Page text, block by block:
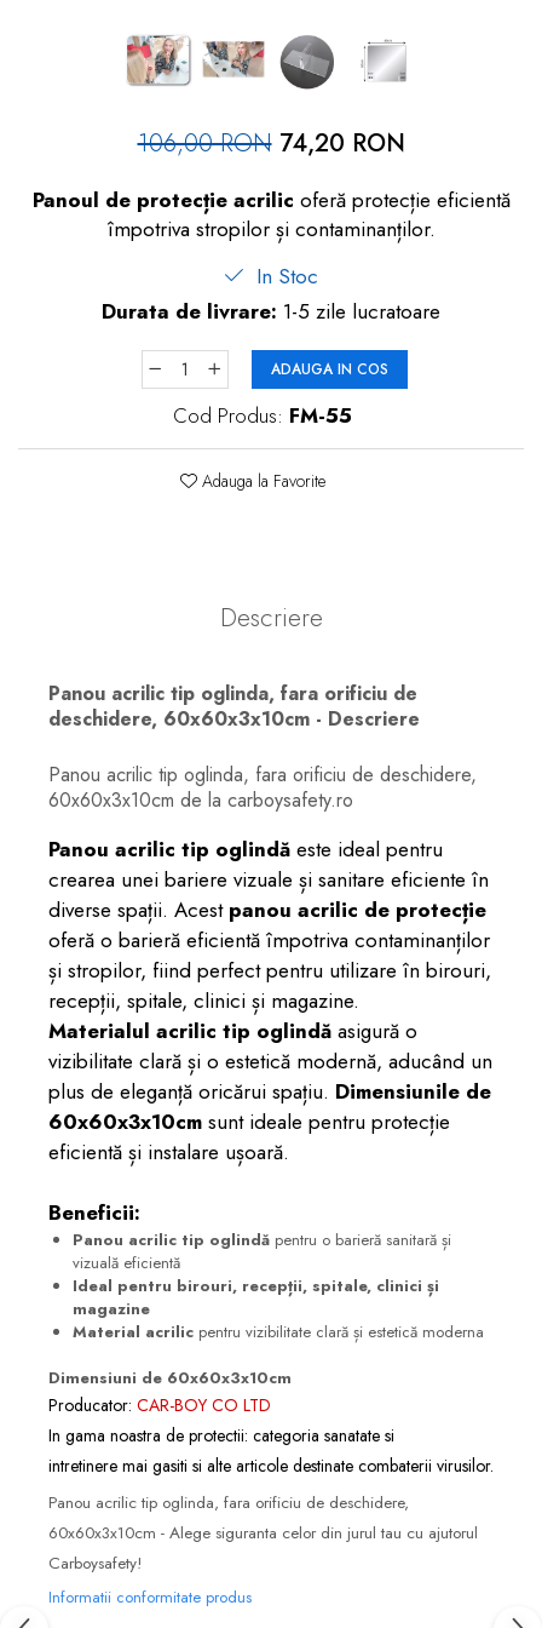
Produse îngrijire copii
106,00 RON 74,20 RON
Panoul de protecție acrilic oferă protecție eficientă
împotriva stropilor și contaminanților.
In Stoc
Durata de livrare: 1-5 zile lucratoare
ADAUGA IN COS
Cod Produs: FM-55
Adauga la Favorite
Descriere
Panou acrilic tip oglinda, fara orificiu de
deschidere, 60x60x3x10cm - Descriere
Panou acrilic tip oglinda, fara orificiu de deschidere,
60x60x3x10cm de la carboysafety.ro
Panou acrilic tip oglindă este ideal pentru
crearea unei bariere vizuale și sanitare eficiente în
diverse spații. Acest panou acrilic de protecție
oferă o barieră eficientă împotriva contaminanților
și stropilor, fiind perfect pentru utilizare în birouri,
recepții, spitale, clinici și magazine.
Materialul acrilic tip oglindă asigură o
vizibilitate clară și o estetică modernă, aducând un
plus de eleganță oricărui spațiu. Dimensiunile de
60x60x3x10cm sunt ideale pentru protecție
eficientă și instalare ușoară.
Beneficii:
Panou acrilic tip oglindă pentru o barieră sanitară și
vizuală eficientă
Ideal pentru birouri, recepții, spitale, clinici și
magazine
Material acrilic pentru vizibilitate clară și estetică moderna
Dimensiuni de 60x60x3x10cm
Producator: CAR-BOY CO LTD
In gama noastra de protectii: categoria sanatate si
intretinere mai gasiti si alte articole destinate combaterii virusilor.
Panou acrilic tip oglinda, fara orificiu de deschidere,
60x60x3x10cm - Alege siguranta celor din jurul tau cu ajutorul
Carboysafety!
Informatii conformitate produs